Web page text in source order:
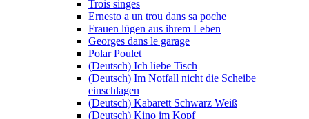
Trois singes
Ernesto a un trou dans sa poche
Frauen lügen aus ihrem Leben
Georges dans le garage
Polar Poulet
(Deutsch) Ich liebe Tisch
(Deutsch) Im Notfall nicht die Scheibe
einschlagen
(Deutsch) Kabarett Schwarz Weiß
(Deutsch) Kino im Kopf